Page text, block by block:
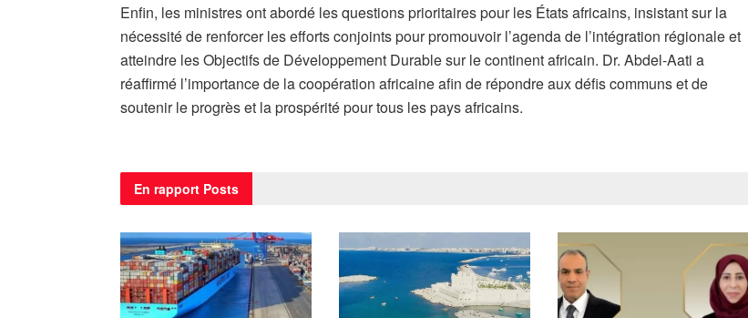
Enfin, les ministres ont abordé les questions prioritaires pour les États africains, insistant sur la
nécessité de renforcer les efforts conjoints pour promouvoir l’agenda de l’intégration régionale et
atteindre les Objectifs de Développement Durable sur le continent africain. Dr. Abdel-Aati a
réaffirmé l’importance de la coopération africaine afin de répondre aux défis communs et de
soutenir le progrès et la prospérité pour tous les pays africains.
En rapport Posts